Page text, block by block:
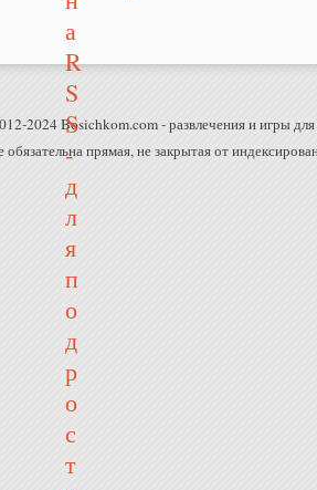
2024 Bosichkom.com - развлечения и игры для
прямая, не закрытая от